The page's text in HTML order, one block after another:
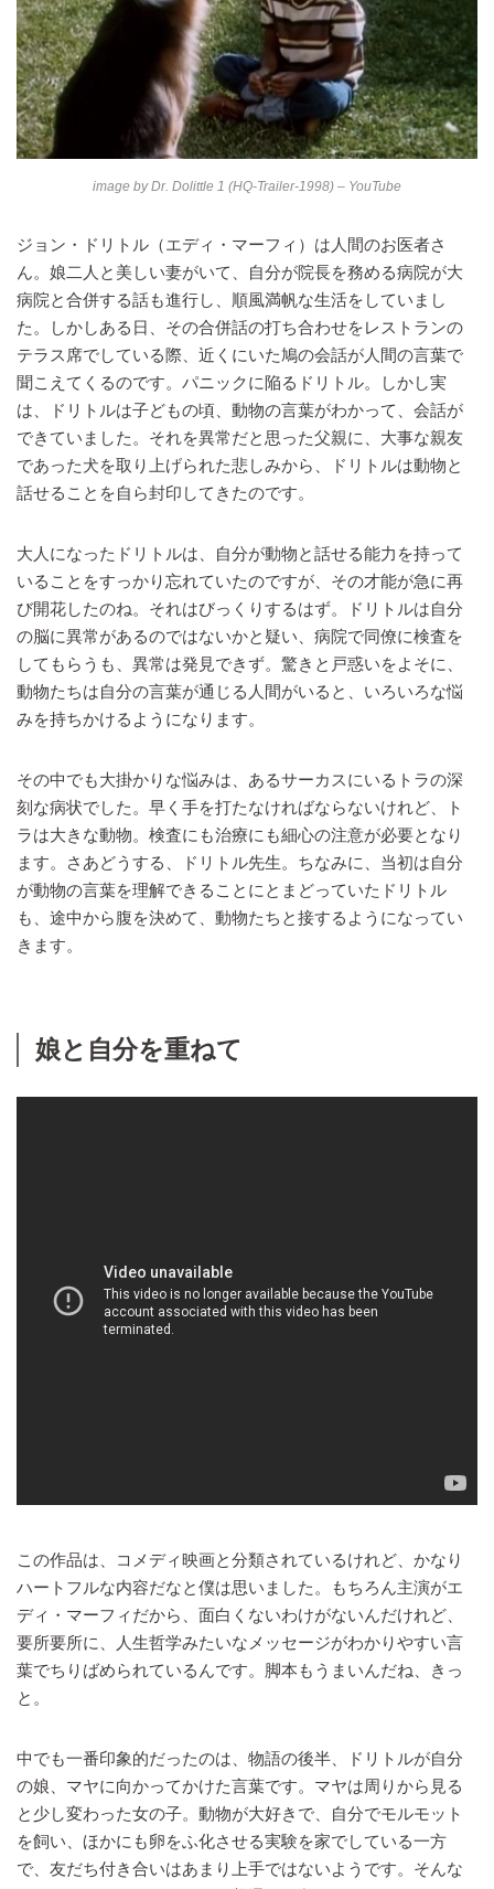
image byDr. Dolittle 1 (HQ-Trailer-1998) – YouTube
ジョン・ドリトル（エディ・マーフィ）は人間のお医者さ
ん。娘二人と美しい妻がいて、自分が院長を務める病院が大
病院と合併する話も進行し、順風満帆な生活をしていまし
た。しかしある日、その合併話の打ち合わせをレストランの
テラス席でしている際、近くにいた鳩の会話が人間の言葉で
聞こえてくるのです。パニックに陥るドリトル。しかし実
は、ドリトルは子どもの頃、動物の言葉がわかって、会話が
できていました。それを異常だと思った父親に、大事な親友
であった犬を取り上げられた悲しみから、ドリトルは動物と
話せることを自ら封印してきたのです。
大人になったドリトルは、自分が動物と話せる能力を持って
いることをすっかり忘れていたのですが、その才能が急に再
び開花したのね。それはびっくりするはず。ドリトルは自分
の脳に異常があるのではないかと疑い、病院で同僚に検査を
してもらうも、異常は発見できず。驚きと戸惑いをよそに、
動物たちは自分の言葉が通じる人間がいると、いろいろな悩
みを持ちかけるようになります。
その中でも大掛かりな悩みは、あるサーカスにいるトラの深
刻な病状でした。早く手を打たなければならないけれど、ト
ラは大きな動物。検査にも治療にも細心の注意が必要となり
ます。さあどうする、ドリトル先生。ちなみに、当初は自分
が動物の言葉を理解できることにとまどっていたドリトル
も、途中から腹を決めて、動物たちと接するようになってい
きます。
娘と自分を重ねて
この作品は、コメディ映画と分類されているけれど、かなり
ハートフルな内容だなと僕は思いました。もちろん主演がエ
ディ・マーフィだから、面白くないわけがないんだけれど、
要所要所に、人生哲学みたいなメッセージがわかりやすい言
葉でちりばめられているんです。脚本もうまいんだね、きっ
と。
中でも一番印象的だったのは、物語の後半、ドリトルが自分
の娘、マヤに向かってかけた言葉です。マヤは周りから見る
と少し変わった女の子。動物が大好きで、自分でモルモット
を飼い、ほかにも卵をふ化させる実験を家でしている一方
で、友だち付き合いはあまり上手ではないようです。そんな